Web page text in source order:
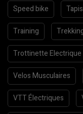
Speed bike
Training
Trottinette Electrique
Velos Musculaires
VTT Électriques